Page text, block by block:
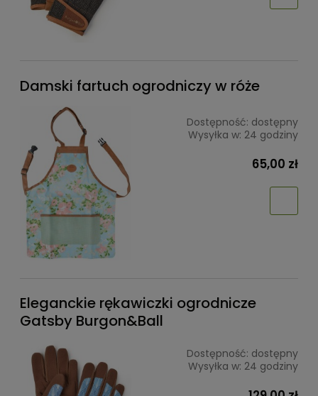
Damski fartuch ogrodniczy w róże
Dostępność: dostępny
Wysyłka w: 24 godziny
65,00 zł
Eleganckie rękawiczki ogrodnicze
Gatsby Burgon&Ball
Dostępność: dostępny
Wysyłka w: 24 godziny